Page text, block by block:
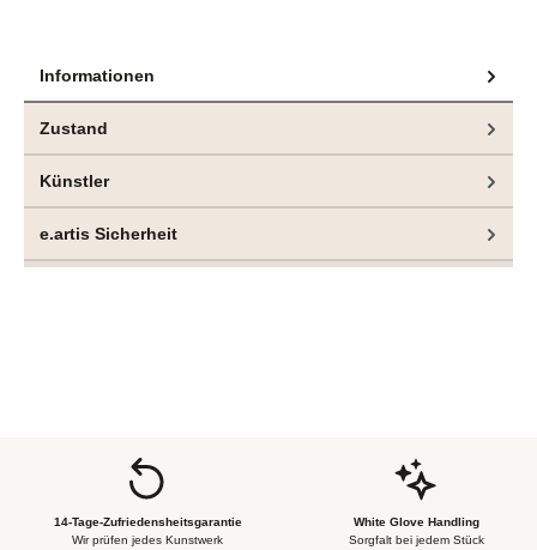
Informationen
Zustand
Künstler
e.artis Sicherheit
14-Tage-Zufriedensheitsgarantie
Wir prüfen jedes Kunstwerk
White Glove Handling
Sorgfalt bei jedem Stück